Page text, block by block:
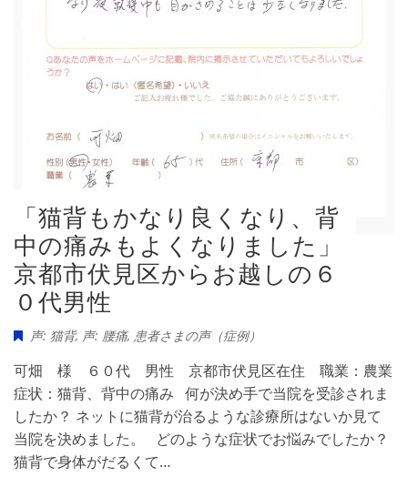
「猫背もかなり良くなり、背
中の痛みもよくなりました」
京都市伏見区からお越しの６
０代男性
声: 猫背, 声: 腰痛, 患者さまの声（症例）
可畑 様 ６０代 男性 京都市伏見区在住 職業：農業
症状：猫背、背中の痛み 何が決め手で当院を受診されま
したか？ ネットに猫背が治るような診療所はないか見て
当院を決めました。 どのような症状でお悩みでしたか？
猫背で身体がだるくて…